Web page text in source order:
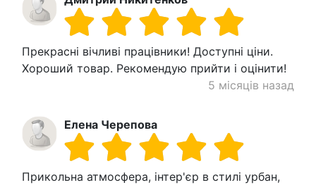
Прекрасні вічливі працівники! Доступні ціни.
Хороший товар. Рекомендую прийти і оцінити!
5 місяців назад
Елена Черепова
Прикольна атмосфера, інтер'єр в стилі урбан,